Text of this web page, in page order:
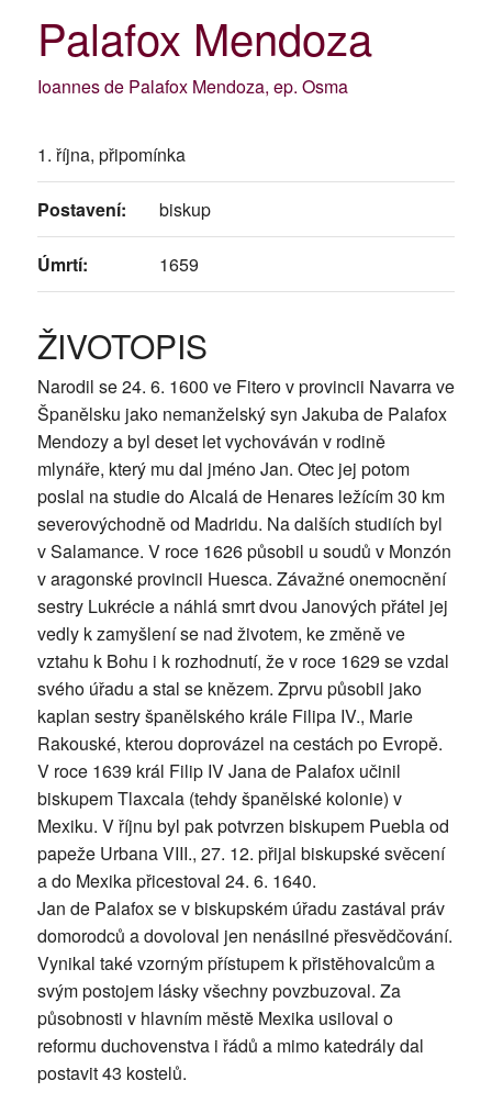
Palafox Mendoza
Ioannes de Palafox Mendoza, ep. Osma
1. října, připomínka
Postavení: biskup
Úmrtí: 1659
ŽIVOTOPIS
Narodil se 24. 6. 1600 ve Fitero v provincii Navarra ve
Španělsku jako nemanželský syn Jakuba de Palafox
Mendozy a byl deset let vychováván v rodině
mlynáře, který mu dal jméno Jan. Otec jej potom
poslal na studie do Alcalá de Henares ležícím 30 km
severovýchodně od Madridu. Na dalších studiích byl
v Salamance. V roce 1626 působil u soudů v Monzón
v aragonské provincii Huesca. Závažné onemocnění
sestry Lukrécie a náhlá smrt dvou Janových přátel jej
vedly k zamyšlení se nad životem, ke změně ve
vztahu k Bohu i k rozhodnutí, že v roce 1629 se vzdal
svého úřadu a stal se knězem. Zprvu působil jako
kaplan sestry španělského krále Filipa IV., Marie
Rakouské, kterou doprovázel na cestách po Evropě.
V roce 1639 král Filip IV Jana de Palafox učinil
biskupem Tlaxcala (tehdy španělské kolonie) v
Mexiku. V říjnu byl pak potvrzen biskupem Puebla od
papeže Urbana VIII., 27. 12. přijal biskupské svěcení
a do Mexika přicestoval 24. 6. 1640.
Jan de Palafox se v biskupském úřadu zastával práv
domorodců a dovoloval jen nenásilné přesvědčování.
Vynikal také vzorným přístupem k přistěhovalcům a
svým postojem lásky všechny povzbuzoval. Za
působnosti v hlavním městě Mexika usiloval o
reformu duchovenstva i řádů a mimo katedrály dal
postavit 43 kostelů.